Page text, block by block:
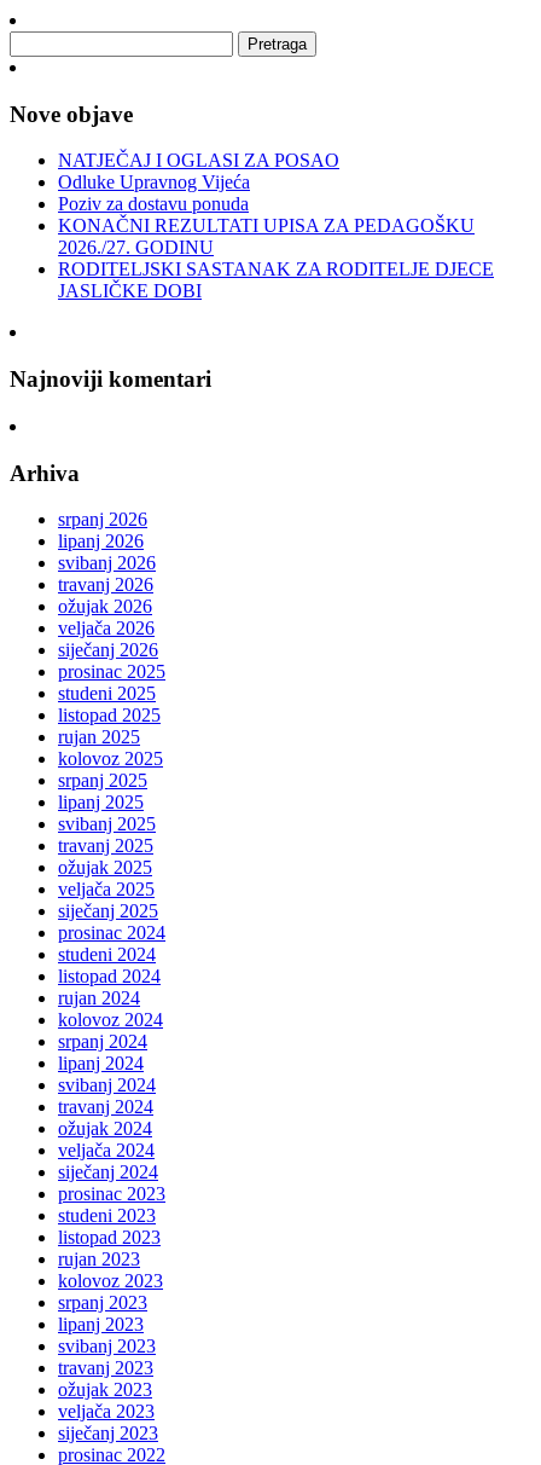
Nove objave
NATJEČAJ I OGLASI ZA POSAO
Odluke Upravnog Vijeća
Poziv za dostavu ponuda
KONAČNI REZULTATI UPISA ZA PEDAGOŠKU
2026./27. GODINU
RODITELJSKI SASTANAK ZA RODITELJE DJECE
JASLIČKE DOBI
Najnoviji komentari
Arhiva
srpanj 2026
lipanj 2026
svibanj 2026
travanj 2026
ožujak 2026
veljača 2026
siječanj 2026
prosinac 2025
studeni 2025
listopad 2025
rujan 2025
kolovoz 2025
srpanj 2025
lipanj 2025
svibanj 2025
travanj 2025
ožujak 2025
veljača 2025
siječanj 2025
prosinac 2024
studeni 2024
listopad 2024
rujan 2024
kolovoz 2024
srpanj 2024
lipanj 2024
svibanj 2024
travanj 2024
ožujak 2024
veljača 2024
siječanj 2024
prosinac 2023
studeni 2023
listopad 2023
rujan 2023
kolovoz 2023
srpanj 2023
lipanj 2023
svibanj 2023
travanj 2023
ožujak 2023
veljača 2023
siječanj 2023
prosinac 2022